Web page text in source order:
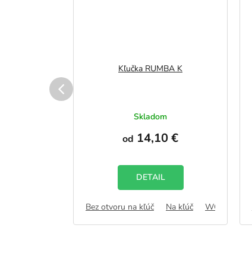
FAB
Kľučka RUMBA K
Skladom
od 14,10 €
DETAIL
Bez otvoru na kľúč Na kľúč WC zámok